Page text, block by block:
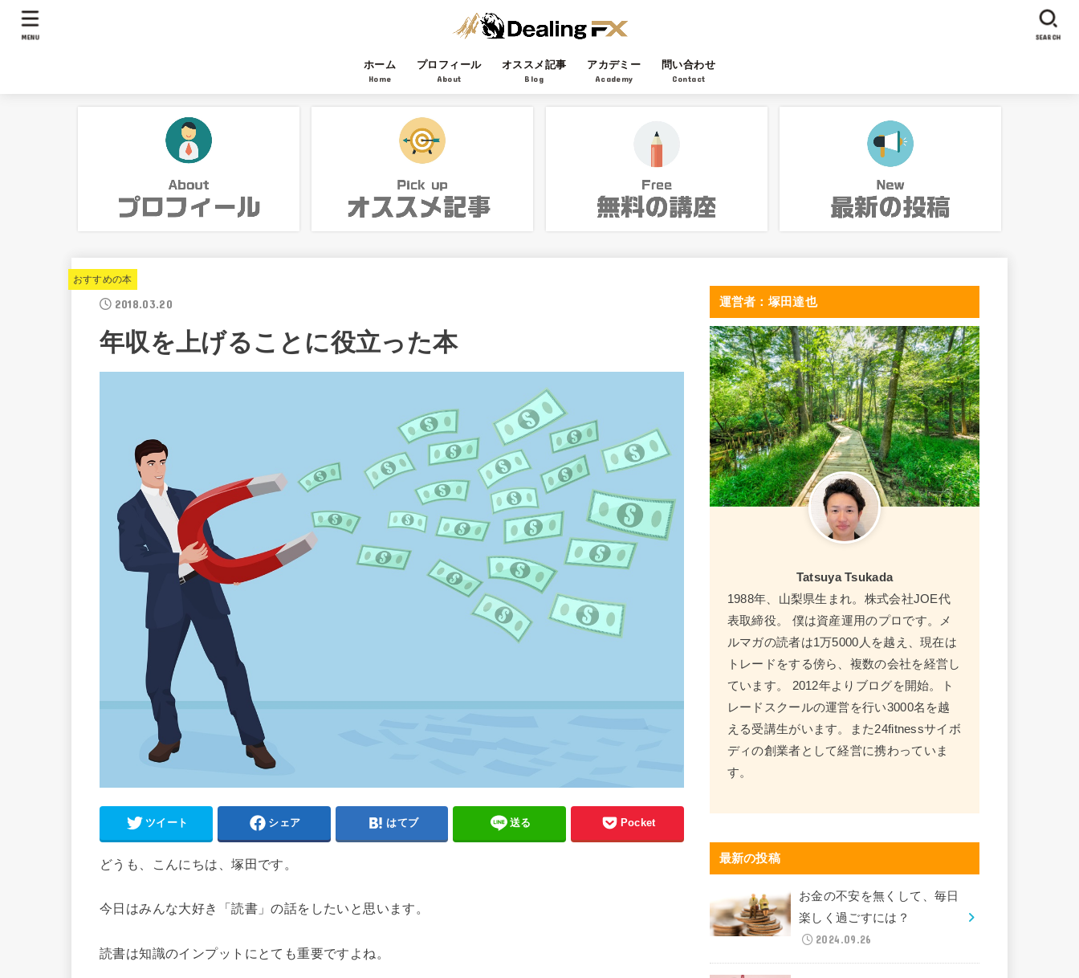
ホーム
Home
プロフィール
About
オススメ記事
Blog
アカデミー
Academy
問い合わせ
Contact
SEARCH
MENU
おすすめの本
2018.03.20
年収を上げることに役立った本
ツイート シェア はてブ 送る Pocket
どうも、こんにちは、塚田です。
今日はみんな大好き「読書」の話をしたいと思います。
読書は知識のインプットにとても重要ですよね。
運営者：塚田達也
Tatsuya Tsukada
1988年、山梨県生まれ。株式会社JOE代
表取締役。 僕は資産運用のプロです。メ
ルマガの読者は1万5000人を越え、現在は
トレードをする傍ら、複数の会社を経営し
ています。 2012年よりブログを開始。ト
レードスクールの運営を行い3000名を越
える受講生がいます。また24fitnessサイボ
ディの創業者として経営に携わっていま
す。
最新の投稿
お金の不安を無くして、毎日
楽しく過ごすには？
2024.09.26